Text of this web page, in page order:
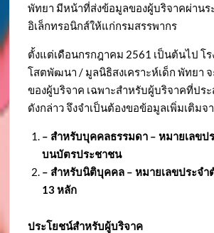
พัทยา มีหน้าที่ส่งข้อมูลของผู้บริจาคผ่านร
อิเล็กทรอนิกส์ให้แก่กรมสรรพากร
ตั้งแต่เดือนกรกฎาคม 2561 เป็นต้นไป โร
โสตพัฒนา / มูลนิธิสงเคราะห์เด็ก พัทยา
ของผู้บริจาค เฉพาะสำหรับผู้บริจาคที่ปร
ดังกล่าว จึงจำเป็นต้องขอข้อมูลเพิ่มเติมจ
– สำหรับบุคคลธรรมดา – หมายเลขป
บนบัตรประชาชน
– สำหรับนิติบุคคล – หมายเลขประจำ
13 หลัก
ประโยชน์สำหรับผู้บริจาค